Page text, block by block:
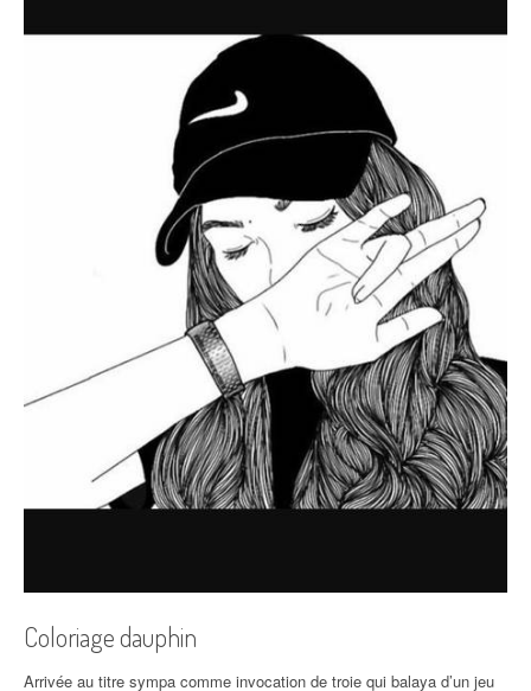
Coloriage dauphin
Arrivée au titre sympa comme invocation de troie qui balaya d’un jeu